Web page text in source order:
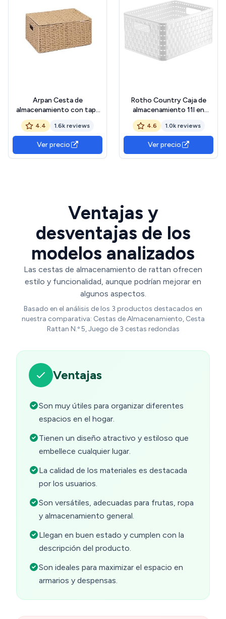
Arpan Cesta de
almacenamiento con tapa
de papel natural (tamaño
grande)
4.4 1.6k reviews
Ver precio
Rotho Country Caja de
almacenamiento 11l en
rattan-look, Plástico (PP)
sin BPA, blanco, A5+/11l
(32.8 x 23.8 x 16.0 cm)
4.6 1.0k reviews
Ver precio
Ventajas y
desventajas de los
modelos analizados
Las cestas de almacenamiento de rattan ofrecen
estilo y funcionalidad, aunque podrían mejorar en
algunos aspectos.
Basado en el análisis de los 3 productos destacados en
nuestra comparativa: Cestas de Almacenamiento, Cesta
Rattan N.º 5, Juego de 3 cestas redondas
Ventajas
Son muy útiles para organizar diferentes
espacios en el hogar.
Tienen un diseño atractivo y estiloso que
embellece cualquier lugar.
La calidad de los materiales es destacada
por los usuarios.
Son versátiles, adecuadas para frutas, ropa
y almacenamiento general.
Llegan en buen estado y cumplen con la
descripción del producto.
Son ideales para maximizar el espacio en
armarios y despensas.